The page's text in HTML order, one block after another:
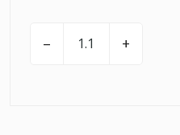
– +